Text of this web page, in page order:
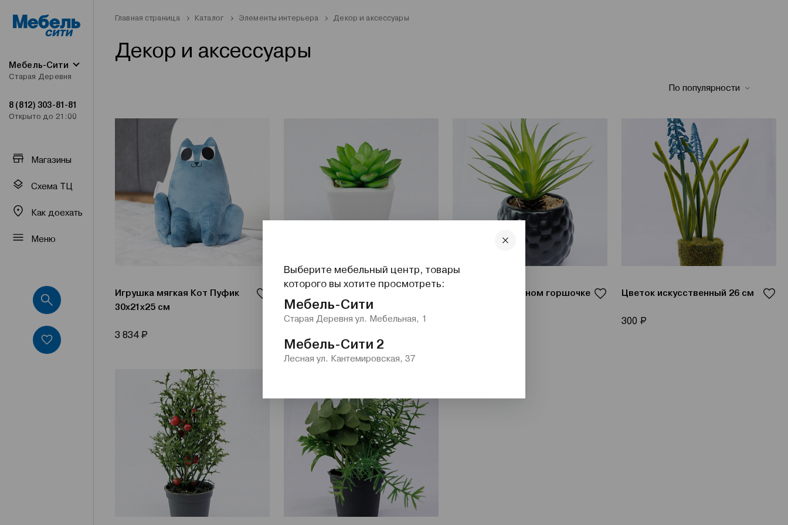
Мебель-Сити
Старая Деревня
8 (812) 303-81-81
Открыто до 21:00
Магазины
Схема ТЦ
Как доехать
Меню
Главная страница Каталог Элементы интерьера Декор и аксессуары
Декор и аксессуары
По популярности
Игрушка мягкая Кот Пуфик
30x21x25 см
3 834 Р
17 см
Суккулент в черном горшочке
Цветок искусственный 26 см
300 Р
Выберите мебельный центр, товары
которого вы хотите просмотреть:
Мебель-Сити
Старая Деревня ул. Мебельная, 1
Мебель-Сити 2
Лесная ул. Кантемировская, 37